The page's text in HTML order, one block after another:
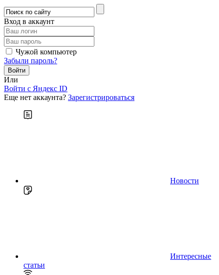
Вход в аккаунт
Чужой компьютер
Забыли пароль?
Или
Войти c Яндекс ID
Еще нет аккаунта? Зарегистрироваться
Новости
Интересные
статьи